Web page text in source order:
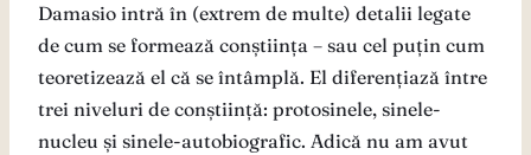
Damasio intră în (extrem de multe) detalii legate
de cum se formează conștiința – sau cel puțin cum
teoretizează el că se întâmplă. El diferențiază între
trei niveluri de conștiință: protosinele, sinele-
nucleu și sinele-autobiografic. Adică nu am avut